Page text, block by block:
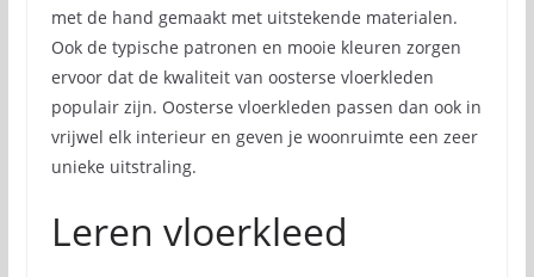
met de hand gemaakt met uitstekende materialen.
Ook de typische patronen en mooie kleuren zorgen
ervoor dat de kwaliteit van oosterse vloerkleden
populair zijn. Oosterse vloerkleden passen dan ook in
vrijwel elk interieur en geven je woonruimte een zeer
unieke uitstraling.
Leren vloerkleed